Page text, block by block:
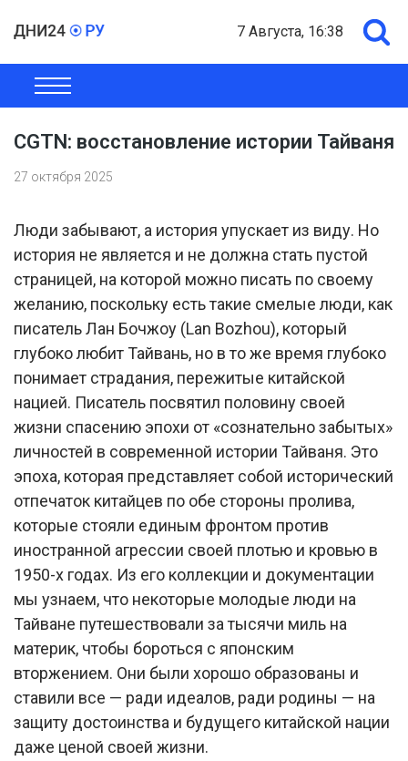
7 Августа, 16:38
ОБЩЕСТВО
CGTN: восстановление истории Тайваня
27 октября 2025
Люди забывают, а история упускает из виду. Но
история не является и не должна стать пустой
страницей, на которой можно писать по своему
желанию, поскольку есть такие смелые люди, как
писатель Лан Бочжоу (Lan Bozhou), который
глубоко любит Тайвань, но в то же время глубоко
понимает страдания, пережитые китайской
нацией. Писатель посвятил половину своей
жизни спасению эпохи от «сознательно забытых»
личностей в современной истории Тайваня. Это
эпоха, которая представляет собой исторический
отпечаток китайцев по обе стороны пролива,
которые стояли единым фронтом против
иностранной агрессии своей плотью и кровью в
1950-х годах. Из его коллекции и документации
мы узнаем, что некоторые молодые люди на
Тайване путешествовали за тысячи миль на
материк, чтобы бороться с японским
вторжением. Они были хорошо образованы и
ставили все — ради идеалов, ради родины — на
защиту достоинства и будущего китайской нации
даже ценой своей жизни.